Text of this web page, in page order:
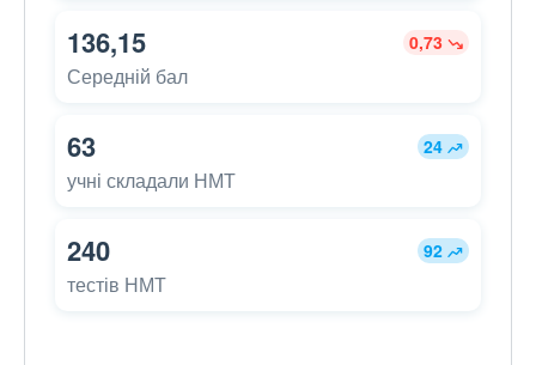
136,15 0,73
Середній бал
63 24
учні складали НМТ
240 92
тестів НМТ